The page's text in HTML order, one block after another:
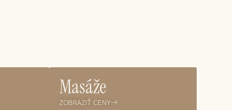
Masáže
ZOBRAZIŤ CENY